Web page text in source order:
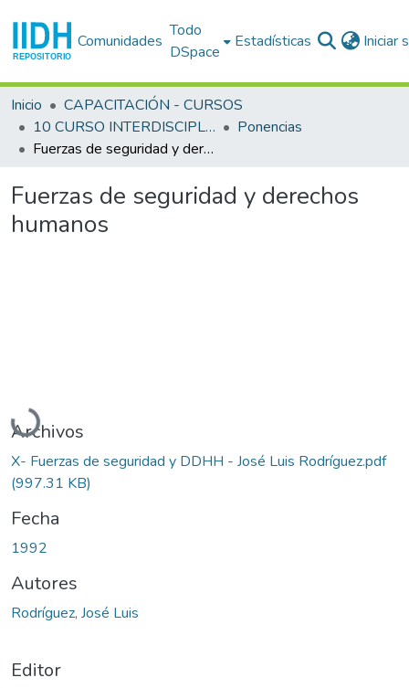
Comunidades
Todo
DSpace
Estadísticas Iniciar
Inicio
CAPACITACIÓN - CURSOS
10 CURSO INTERDISCIPLINARIO EN DERECHOS HUMANOS (10o. : 1992 set. 22 - oct. 2 : San José)
Ponencias
Fuerzas de seguridad y derechos humanos
Fuerzas de seguridad y derechos
humanos
Cargando...
Archivos
X- Fuerzas de seguridad y DDHH - José Luis Rodríguez.pdf
(997.31 KB)
Fecha
1992
Autores
Rodríguez, José Luis
Editor